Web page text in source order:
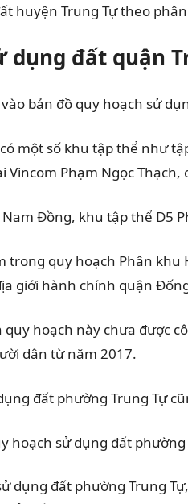
huyện Trung Tự theo
dụng đất quận
bản đồ quy hoạch sử
một số khu tập thể như
Phạm Ngọc Thạch,
Đồng, khu tập thể D5
trong quy hoạch Phân
giới hành chính quận
hoạch này chưa được
dân từ năm 2017.
đất phường Trung Tự
hoạch sử dụng đất